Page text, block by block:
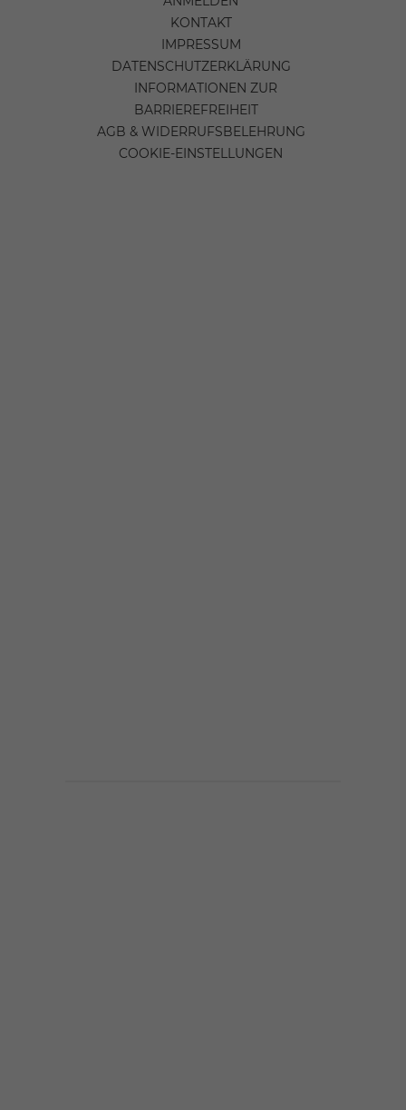
KONTAKT
IMPRESSUM
DATENSCHUTZERKLÄRUNG
INFORMATIONEN ZUR
BARRIEREFREIHEIT
AGB & WIDERRUFSBELEHRUNG
COOKIE-EINSTELLUNGEN